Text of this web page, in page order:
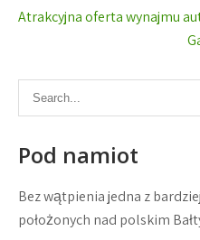
Nawigacja
Atrakcyjna oferta wynajmu
Pod namiot
Bez wątpienia jedna z
położonych nad polskim